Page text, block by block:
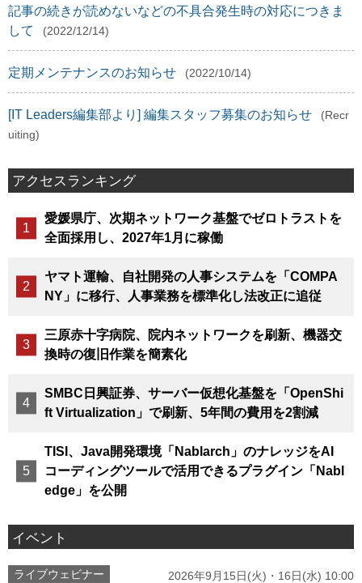
記事の続きが読めないなどの不具合発生時の対応につきま
して
(2022/12/14)
定期メンテナンスのお知らせ (2022/10/14)
[IT Leaders編集部より] 編集スタッフ募集のお知らせ
(Recr
uiting)
アクセスランキング
愛媛県庁、次期ネットワーク基盤でゼロトラストを
全面採用し、2027年1月に稼働
ヤマト運輸、自社開発の人事システムを「COMPA
NY」に移行、人事業務を標準化し法改正に追従
三原赤十字病院、院内ネットワークを刷新、機器交
換時の復旧作業を簡素化
SMBC日興証券、サーバー仮想化基盤を「OpenShi
ft Virtualization」で刷新、5年間の費用を2割減
TISI、Java開発環境「Nablarch」のナレッジをAI
コーディングツールで活用できるプラグイン「Nabl
edge」を公開
イベント
ライブウェビナー 2026年9月15日(火)・16日(水) 10:00